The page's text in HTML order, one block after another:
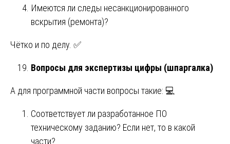
Имеются ли следы несанкционированного
вскрытия (ремонта)?
Чётко и по делу. ✅
Вопросы для экспертизы цифры (шпаргалка)
А для программной части вопросы такие: 💻
Соответствует ли разработанное ПО
техническому заданию? Если нет, то в какой
части?